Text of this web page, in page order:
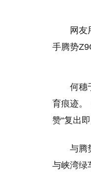
网
手腾势
何穗
育痕迹。
赞“复出
与腾
与峡湾绿